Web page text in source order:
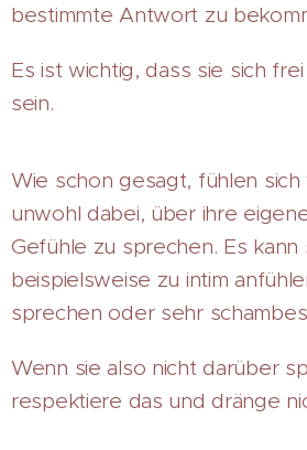
bestimmte Antwort zu
Es ist wichtig, dass sie sich
sein.
Wie schon gesagt, fühlen
unwohl dabei, über ihre
Gefühle zu sprechen. Es kann
beispielsweise zu intim
sprechen oder sehr
Wenn sie also nicht darüber
respektiere das und dränge